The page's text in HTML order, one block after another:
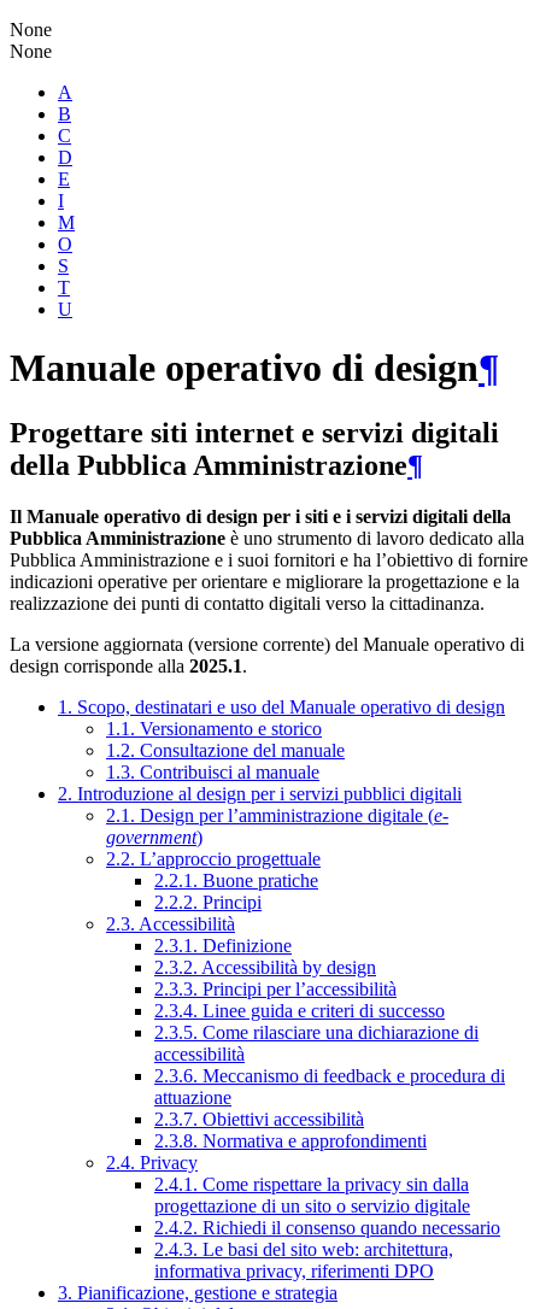
None
None
A
B
C
D
E
I
M
O
S
T
U
Manuale operativo di design¶
Progettare siti internet e servizi digitali
della Pubblica Amministrazione¶
Il Manuale operativo di design per i siti e i servizi digitali della
Pubblica Amministrazione è uno strumento di lavoro dedicato alla
Pubblica Amministrazione e i suoi fornitori e ha l’obiettivo di fornire
indicazioni operative per orientare e migliorare la progettazione e la
realizzazione dei punti di contatto digitali verso la cittadinanza.
La versione aggiornata (versione corrente) del Manuale operativo di
design corrisponde alla 2025.1.
1. Scopo, destinatari e uso del Manuale operativo di design
1.1. Versionamento e storico
1.2. Consultazione del manuale
1.3. Contribuisci al manuale
2. Introduzione al design per i servizi pubblici digitali
2.1. Design per l’amministrazione digitale (e-
government)
2.2. L’approccio progettuale
2.2.1. Buone pratiche
2.2.2. Principi
2.3. Accessibilità
2.3.1. Definizione
2.3.2. Accessibilità by design
2.3.3. Principi per l’accessibilità
2.3.4. Linee guida e criteri di successo
2.3.5. Come rilasciare una dichiarazione di
accessibilità
2.3.6. Meccanismo di feedback e procedura di
attuazione
2.3.7. Obiettivi accessibilità
2.3.8. Normativa e approfondimenti
2.4. Privacy
2.4.1. Come rispettare la privacy sin dalla
progettazione di un sito o servizio digitale
2.4.2. Richiedi il consenso quando necessario
2.4.3. Le basi del sito web: architettura,
informativa privacy, riferimenti DPO
3. Pianificazione, gestione e strategia